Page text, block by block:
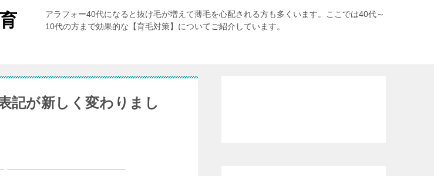
アラフォー40代になると抜け毛が増えて薄毛を心配される方も多くいます。ここでは40代～
10代の方まで効果的な【育毛対策】についてご紹介しています。
記が新しく変わりまし